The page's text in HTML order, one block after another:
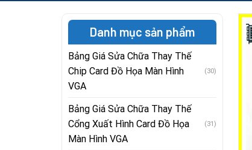
Danh mục sản phẩm
Bảng Giá Sửa Chữa Thay Thế
Chip Card Đồ Họa Màn Hình
VGA
(30)
Bảng Giá Sửa Chữa Thay Thế
Cổng Xuất Hình Card Đồ Họa
Màn Hình VGA
(31)